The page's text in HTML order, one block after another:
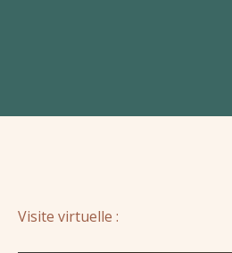
Visite virtuelle :